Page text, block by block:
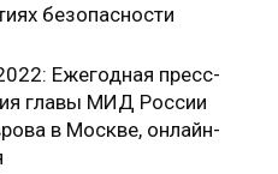
безопасности
Ежегодная пресс-
главы МИД России
в Москве, онлайн-